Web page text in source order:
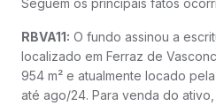
Seguem os principais fatos
RBVA11: O fundo assinou a
localizado em Ferraz de
954 m² e atualmente locado
até ago/24. Para venda do